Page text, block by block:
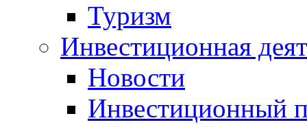
Туризм
Инвестиционная
Новости
Инвестиционный